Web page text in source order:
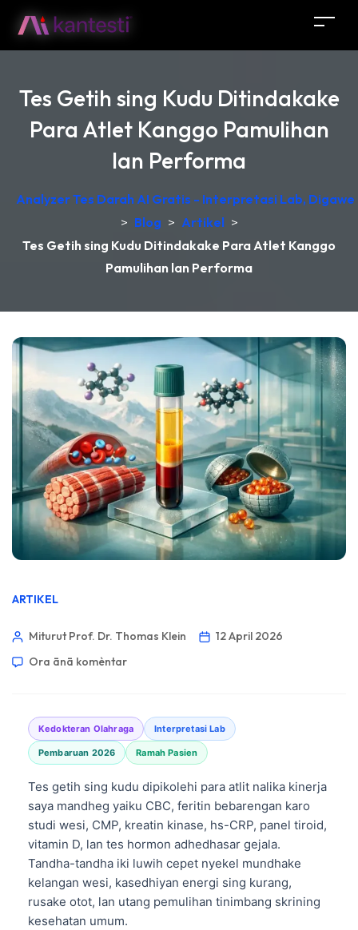
Tes Getih sing Kudu Ditindakake
Para Atlet Kanggo Pamulihan
lan Performa
Analyzer Tes Darah AI Gratis - Interpretasi Lab, Digawe
> Blog > Artikel >
Tes Getih sing Kudu Ditindakake Para Atlet Kanggo
Pamulihan lan Performa
ARTIKEL
Miturut Prof. Dr. Thomas Klein
12 April 2026
Ora ānā komèntar
Kedokteran Olahraga Interpretasi Lab
Pembaruan 2026 Ramah Pasien
Tes getih sing kudu dipikolehi para atlit nalika kinerja
saya mandheg yaiku CBC, feritin bebarengan karo
studi wesi, CMP, kreatin kinase, hs-CRP, panel tiroid,
vitamin D, lan tes hormon adhedhasar gejala.
Tandha-tandha iki luwih cepet nyekel mundhake
kelangan wesi, kasedhiyan energi sing kurang,
rusake otot, lan utang pemulihan tinimbang skrining
kesehatan umum.